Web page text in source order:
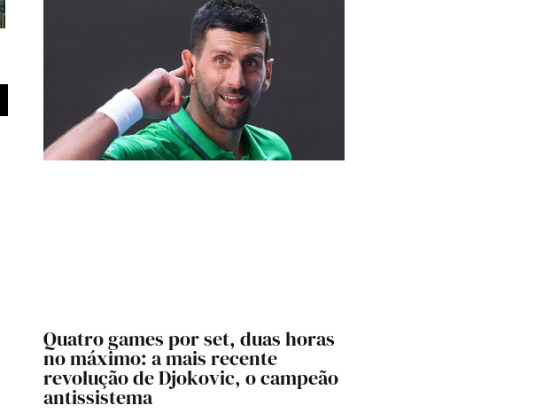
Quatro games por set, duas horas
no máximo: a mais recente
revolução de Djokovic, o campeão
antissistema